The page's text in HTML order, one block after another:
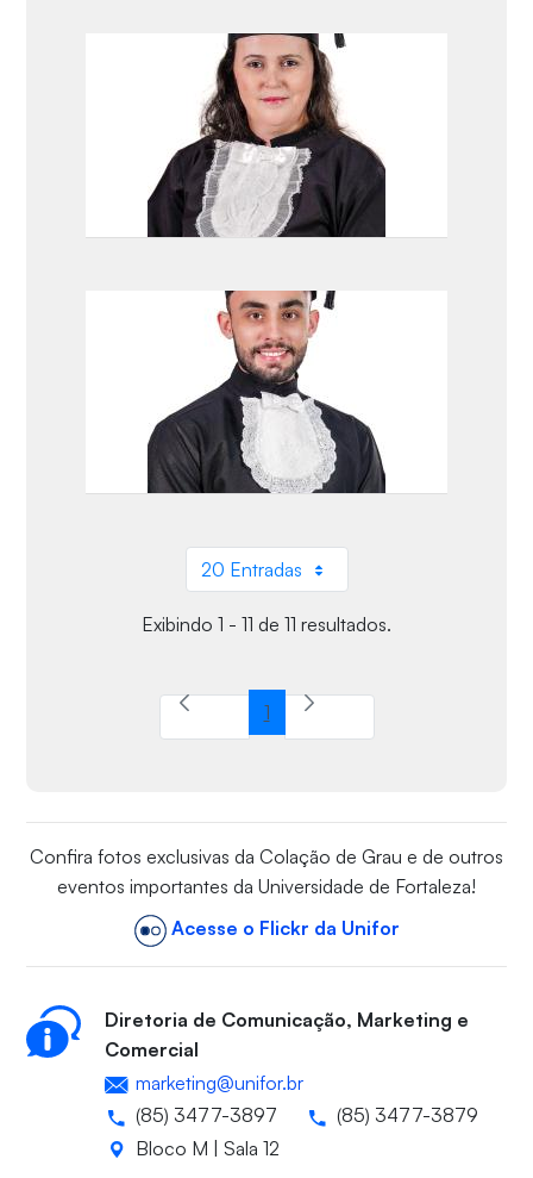
20 EntradasPor página
Exibindo 1 - 11 de 11 resultados.
Página
1
Confira fotos exclusivas da Colação de Grau e de outros
eventos importantes da Universidade de Fortaleza!
Acesse o Flickr da Unifor
Diretoria de Comunicação, Marketing e
Comercial
marketing@unifor.br
(85) 3477-3897
(85) 3477-3879
Bloco M | Sala 12